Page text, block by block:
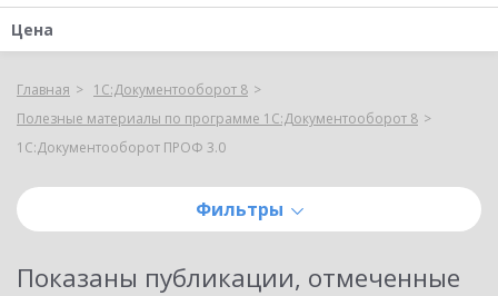
Цена
Главная
1С:Документооборот 8
Полезные материалы по программе 1С:Документооборот 8
1С:Документооборот ПРОФ 3.0
Фильтры
Показаны публикации, отмеченные